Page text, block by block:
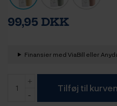
99,95 DKK
Finansier med ViaBill eller
Tilføj til kurven